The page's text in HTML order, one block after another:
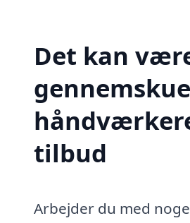
Det kan
tilbud
Arbejder du med